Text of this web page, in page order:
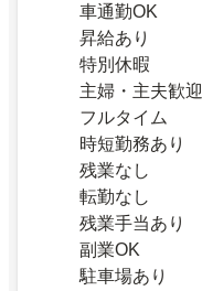
車通勤OK
昇給あり
特別休暇
主婦・主夫歓迎
フルタイム
時短勤務あり
残業なし
転勤なし
残業手当あり
副業OK
駐車場あり